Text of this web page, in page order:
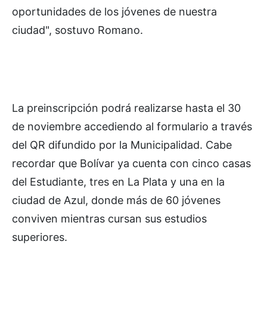
oportunidades de los jóvenes de nuestra
ciudad", sostuvo Romano.
La preinscripción podrá realizarse hasta el 30
de noviembre accediendo al formulario a través
del QR difundido por la Municipalidad. Cabe
recordar que Bolívar ya cuenta con cinco casas
del Estudiante, tres en La Plata y una en la
ciudad de Azul, donde más de 60 jóvenes
conviven mientras cursan sus estudios
superiores.